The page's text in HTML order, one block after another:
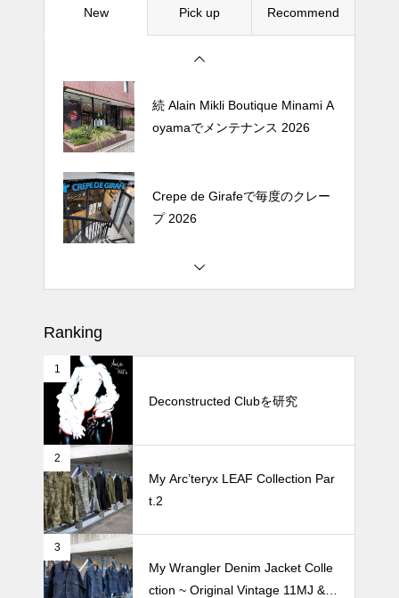
New Pick up Recommend
続 Alain Mikli Boutique Minami A
oyamaでメンテナンス 2026
Crepe de Girafeで毎度のクレー
プ 2026
oyamaでメンテナンス 2026
Ranking
1
Deconstructed Clubを研究
2
My Arc’teryx LEAF Collection Par
t.2
3
My Wrangler Denim Jacket Colle
ction ~ Original Vintage 11MJ & 1